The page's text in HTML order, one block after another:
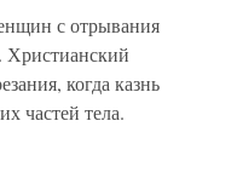
с отрывания
Христианский
когда казнь
частей тела.